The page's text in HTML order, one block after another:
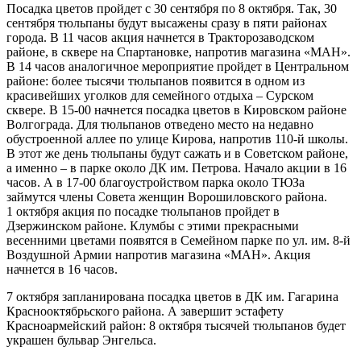
Посадка цветов пройдет с 30 сентября по 8 октября. Так, 30
сентября тюльпаны будут высажены сразу в пяти районах
города. В 11 часов акция начнется в Тракторозаводском
районе, в сквере на Спартановке, напротив магазина «МАН».
В 14 часов аналогичное мероприятие пройдет в Центральном
районе: более тысячи тюльпанов появится в одном из
красивейших уголков для семейного отдыха – Сурском
сквере. В 15-00 начнется посадка цветов в Кировском районе
Волгограда. Для тюльпанов отведено место на недавно
обустроенной аллее по улице Кирова, напротив 110-й школы.
В этот же день тюльпаны будут сажать и в Советском районе,
а именно – в парке около ДК им. Петрова. Начало акции в 16
часов. А в 17-00 благоустройством парка около ТЮЗа
займутся члены Совета женщин Ворошиловского района.
1 октября акция по посадке тюльпанов пройдет в
Дзержинском районе. Клумбы с этими прекрасными
весенними цветами появятся в Семейном парке по ул. им. 8-й
Воздушной Армии напротив магазина «МАН». Акция
начнется в 16 часов.
7 октября запланирована посадка цветов в ДК им. Гагарина
Краснооктябрьского района. А завершит эстафету
Красноармейский район: 8 октября тысячей тюльпанов будет
украшен бульвар Энгельса.